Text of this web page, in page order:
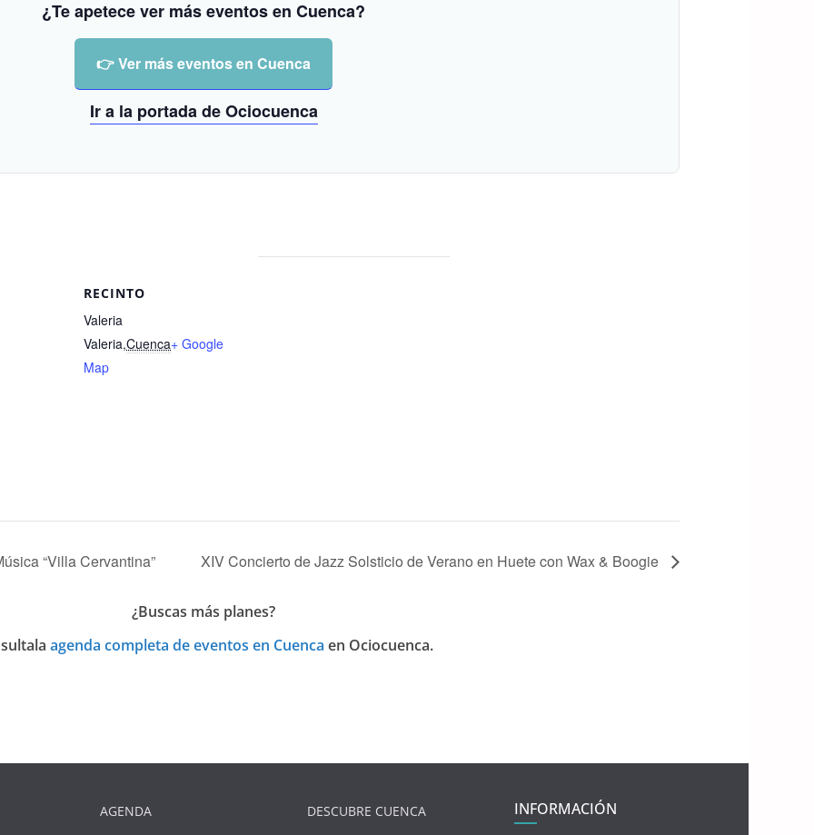
¿Te apetece ver más eventos en Cuenca?
👉 Ver más eventos en Cuenca
Ir a la portada de Ociocuenca
RECINTO
Valeria
Valeria,Cuenca+ Google
Map
“Villa Cervantina” XIV Concierto de Jazz Solsticio de Verano en Huete con Wax & Boogie
¿Buscas más planes?
la agenda completa de eventos en Cuenca en Ociocuenca.
AGENDA DESCUBRE CUENCA INFORMACIÓN